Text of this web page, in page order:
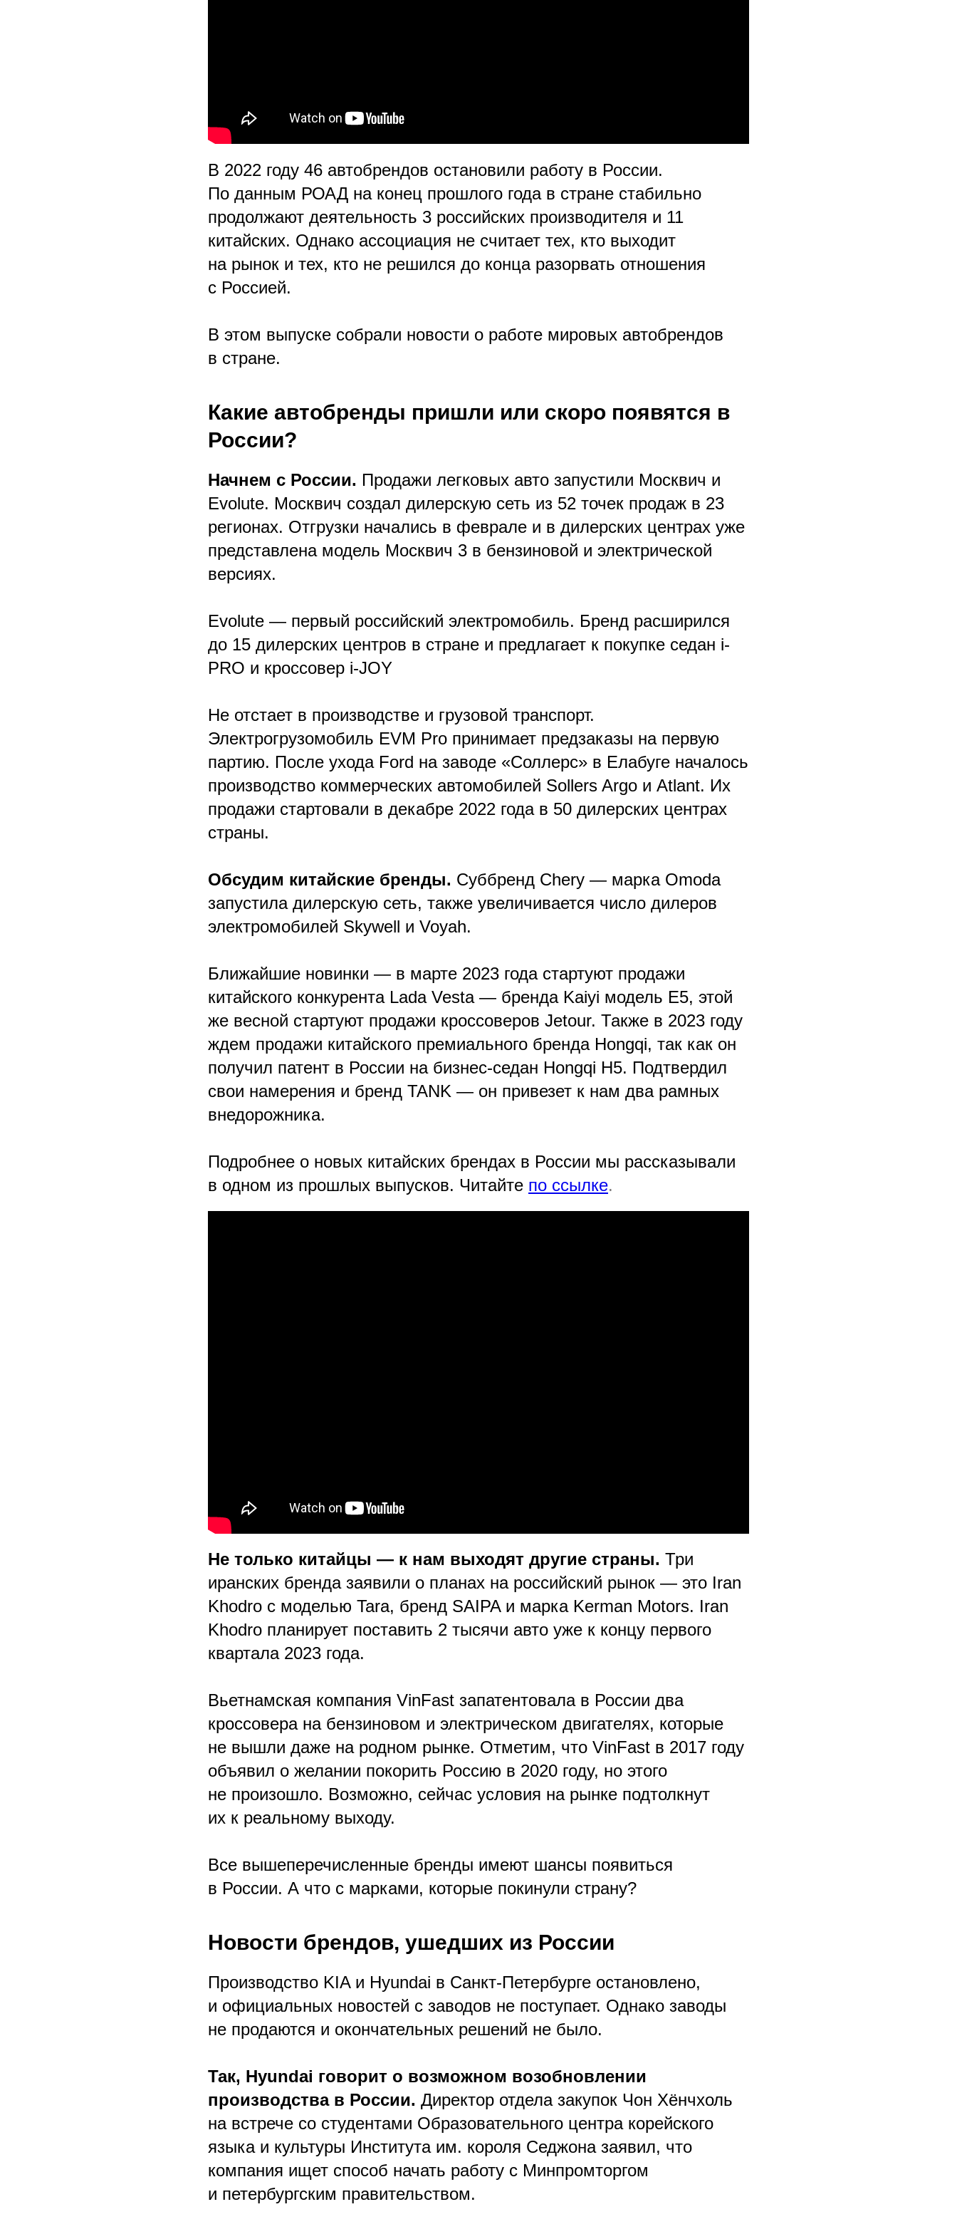
В 2022 году 46 автобрендов остановили работу в России.
По данным РОАД на конец прошлого года в стране стабильно
продолжают деятельность 3 российских производителя и 11
китайских. Однако ассоциация не считает тех, кто выходит
на рынок и тех, кто не решился до конца разорвать отношения
с Россией.
В этом выпуске собрали новости о работе мировых автобрендов
в стране.
Какие автобренды пришли или скоро появятся в
России?
Начнем с России. Продажи легковых авто запустили Москвич и
Evolute. Москвич создал дилерскую сеть из 52 точек продаж в 23
регионах. Отгрузки начались в феврале и в дилерских центрах уже
представлена модель Москвич 3 в бензиновой и электрической
версиях.
Evolute — первый российский электромобиль. Бренд расширился
до 15 дилерских центров в стране и предлагает к покупке седан i-
PRO и кроссовер i-JOY
Не отстает в производстве и грузовой транспорт.
Электрогрузомобиль EVM Pro принимает предзаказы на первую
партию. После ухода Ford на заводе «Соллерс» в Елабуге началось
производство коммерческих автомобилей Sollers Argo и Atlant. Их
продажи стартовали в декабре 2022 года в 50 дилерских центрах
страны.
Обсудим китайские бренды. Cуббренд Chery — марка Omoda
запустила дилерскую сеть, также увеличивается число дилеров
электромобилей Skywell и Voyah.
Ближайшие новинки — в марте 2023 года стартуют продажи
китайского конкурента Lada Vesta — бренда Kaiyi модель E5, этой
же весной стартуют продажи кроссоверов Jetour. Также в 2023 году
ждем продажи китайского премиального бренда Hongqi, так как он
получил патент в России на бизнес-седан Hongqi H5. Подтвердил
свои намерения и бренд TANK — он привезет к нам два рамных
внедорожника.
Подробнее о новых китайских брендах в России мы рассказывали
в одном из прошлых выпусков. Читайте по ссылке.
Не только китайцы — к нам выходят другие страны. Три
иранских бренда заявили о планах на российский рынок — это Iran
Khodro с моделью Tara, бренд SAIPA и марка Kerman Motors. Iran
Khodro планирует поставить 2 тысячи авто уже к концу первого
квартала 2023 года.
Вьетнамская компания VinFast запатентовала в России два
кроссовера на бензиновом и электрическом двигателях, которые
не вышли даже на родном рынке. Отметим, что VinFast в 2017 году
объявил о желании покорить Россию в 2020 году, но этого
не произошло. Возможно, сейчас условия на рынке подтолкнут
их к реальному выходу.
Все вышеперечисленные бренды имеют шансы появиться
в России. А что с марками, которые покинули страну?
Новости брендов, ушедших из России
Производство KIA и Hyundai в Санкт-Петербурге остановлено,
и официальных новостей с заводов не поступает. Однако заводы
не продаются и окончательных решений не было.
Так, Hyundai говорит о возможном возобновлении
производства в России. Директор отдела закупок Чон Хёнчхоль
на встрече со студентами Образовательного центра корейского
языка и культуры Института им. короля Седжона заявил, что
компания ищет способ начать работу с Минпромторгом
и петербургским правительством.